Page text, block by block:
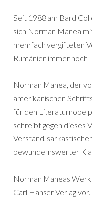
Seit 1988 am Bard
sich Norman Manea
mehrfach vergifteten
Rumänien immer
Norman Manea, der
amerikanischen
für den
schreibt gegen dieses
Verstand,
bewundernswerter
Norman Maneas
Carl Hanser Verlag